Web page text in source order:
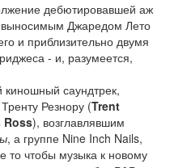
дебютировавшей аж
Джаредом Лето
и приблизительно двумя
- и, разумеется,
саундтрек,
Резнору (Trent
Ross), возглавлявшим
, а группе Nine Inch Nails,
то чтобы музыка к новому